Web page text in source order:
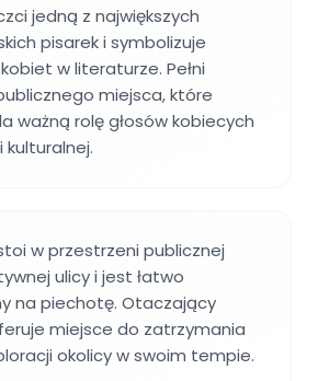
jedną z największych
pisarek i symbolizuje
w literaturze. Pełni
miejsca, które
ważną rolę głosów kobiecych
kulturalnej.
w przestrzeni publicznej
ulicy i jest łatwo
na piechotę. Otaczający
miejsce do zatrzymania
okolicy w swoim tempie.